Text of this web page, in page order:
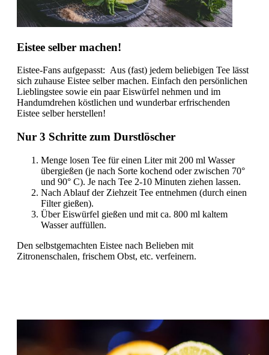
Eistee selber machen!
Eistee-Fans aufgepasst: Aus (fast) jedem beliebigen Tee lässt
sich zuhause Eistee selber machen. Einfach den persönlichen
Lieblingstee sowie ein paar Eiswürfel nehmen und im
Handumdrehen köstlichen und wunderbar erfrischenden
Eistee selber herstellen!
Nur 3 Schritte zum Durstlöscher
Menge losen Tee für einen Liter mit 200 ml Wasser
übergießen (je nach Sorte kochend oder zwischen 70°
und 90° C). Je nach Tee 2-10 Minuten ziehen lassen.
Nach Ablauf der Ziehzeit Tee entnehmen (durch einen
Filter gießen).
Über Eiswürfel gießen und mit ca. 800 ml kaltem
Wasser auffüllen.
Den selbstgemachten Eistee nach Belieben mit
Zitronenschalen, frischem Obst, etc. verfeinern.